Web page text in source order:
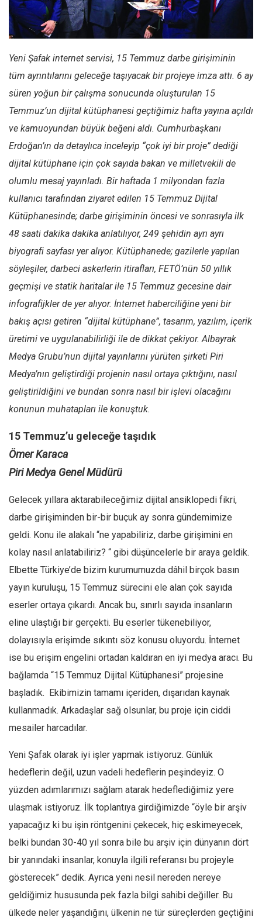
Facebook
Instagram
Editörden
Kemal Özer
Mahmut Toptaş
Yvonne Ridley
Barış Tarımcıoğlu
Ömer Kayani
Yusuf Armağan
Hasanali Yıldırım
Mehmet Ali Tekin
Abir E. Nahas
Amina S. Jenenkovic
Bağdagül Öz
Esra Elönü
» Yazar arşivi
Bu Sayı
Kategoriler
Kültür Sanat
Kitap
Karisi kitap sualleri
7 soruda bu hafta
Ekonomi
Spor
Manzara
Hayat
Türkiye
Siyaset
Dünya
Avrupa
Asya
Afrika
İslam Dünyası
Amerika
Avustralya
Tarih
Düşünce
Dosyalar
Yeni Şafak internet servisi, 15 Temmuz darbe girişiminin
tüm ayrıntılarını geleceğe taşıyacak bir projeye imza attı. 6 ay
süren yoğun bir çalışma sonucunda oluşturulan 15
Temmuz’un dijital kütüphanesi geçtiğimiz hafta yayına açıldı
ve kamuoyundan büyük beğeni aldı. Cumhurbaşkanı
Erdoğan’ın da detaylıca inceleyip “çok iyi bir proje” dediği
dijital kütüphane için çok sayıda bakan ve milletvekili de
olumlu mesaj yayınladı. Bir haftada 1 milyondan fazla
kullanıcı tarafından ziyaret edilen 15 Temmuz Dijital
Kütüphanesinde; darbe girişiminin öncesi ve sonrasıyla ilk
48 saati dakika dakika anlatılıyor, 249 şehidin ayrı ayrı
biyografi sayfası yer alıyor. Kütüphanede; gazilerle yapılan
söyleşiler, darbeci askerlerin itirafları, FETÖ’nün 50 yıllık
geçmişi ve statik haritalar ile 15 Temmuz gecesine dair
infografijkler de yer alıyor. İnternet haberciliğine yeni bir
bakış açısı getiren “dijital kütüphane”, tasarım, yazılım, içerik
üretimi ve uygulanabilirliği ile de dikkat çekiyor. Albayrak
Medya Grubu’nun dijital yayınlarını yürüten şirketi Piri
Medya’nın geliştirdiği projenin nasıl ortaya çıktığını, nasıl
geliştirildiğini ve bundan sonra nasıl bir işlevi olacağını
konunun muhatapları ile konuştuk.
15 Temmuz’u geleceğe taşıdık
Ömer Karaca
Piri Medya Genel Müdürü
Gelecek yıllara aktarabileceğimiz dijital ansiklopedi fikri,
darbe girişiminden bir-bir buçuk ay sonra gündemimize
geldi. Konu ile alakalı “ne yapabiliriz, darbe girişimini en
kolay nasıl anlatabiliriz? “ gibi düşüncelerle bir araya geldik.
Elbette Türkiye’de bizim kurumumuzda dâhil birçok basın
yayın kuruluşu, 15 Temmuz sürecini ele alan çok sayıda
eserler ortaya çıkardı. Ancak bu, sınırlı sayıda insanların
eline ulaştığı bir gerçekti. Bu eserler tükenebiliyor,
dolayısıyla erişimde sıkıntı söz konusu oluyordu. İnternet
ise bu erişim engelini ortadan kaldıran en iyi medya aracı. Bu
bağlamda “15 Temmuz Dijital Kütüphanesi” projesine
başladık. Ekibimizin tamamı içeriden, dışarıdan kaynak
kullanmadık. Arkadaşlar sağ olsunlar, bu proje için ciddi
mesailer harcadılar.
Yeni Şafak olarak iyi işler yapmak istiyoruz. Günlük
hedeflerin değil, uzun vadeli hedeflerin peşindeyiz. O
yüzden adımlarımızı sağlam atarak hedeflediğimiz yere
ulaşmak istiyoruz. İlk toplantıya girdiğimizde “öyle bir arşiv
yapacağız ki bu işin röntgenini çekecek, hiç eskimeyecek,
belki bundan 30-40 yıl sonra bile bu arşiv için dünyanın dört
bir yanındaki insanlar, konuyla ilgili referansı bu projeyle
gösterecek” dedik. Ayrıca yeni nesil nereden nereye
geldiğimiz hususunda pek fazla bilgi sahibi değiller. Bu
ülkede neler yaşandığını, ülkenin ne tür süreçlerden geçtiğini